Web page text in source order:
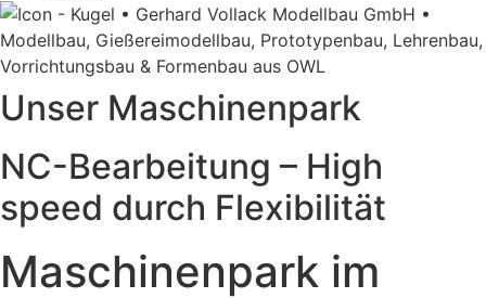
Unser Maschinenpark
NC-Bearbeitung – High
speed durch Flexibilität
Maschinenpark im